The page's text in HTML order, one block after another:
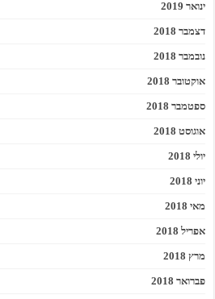
ינואר 2019
דצמבר 2018
נובמבר 2018
אוקטובר 2018
ספטמבר 2018
אוגוסט 2018
יולי 2018
יוני 2018
מאי 2018
אפריל 2018
מרץ 2018
פברואר 2018